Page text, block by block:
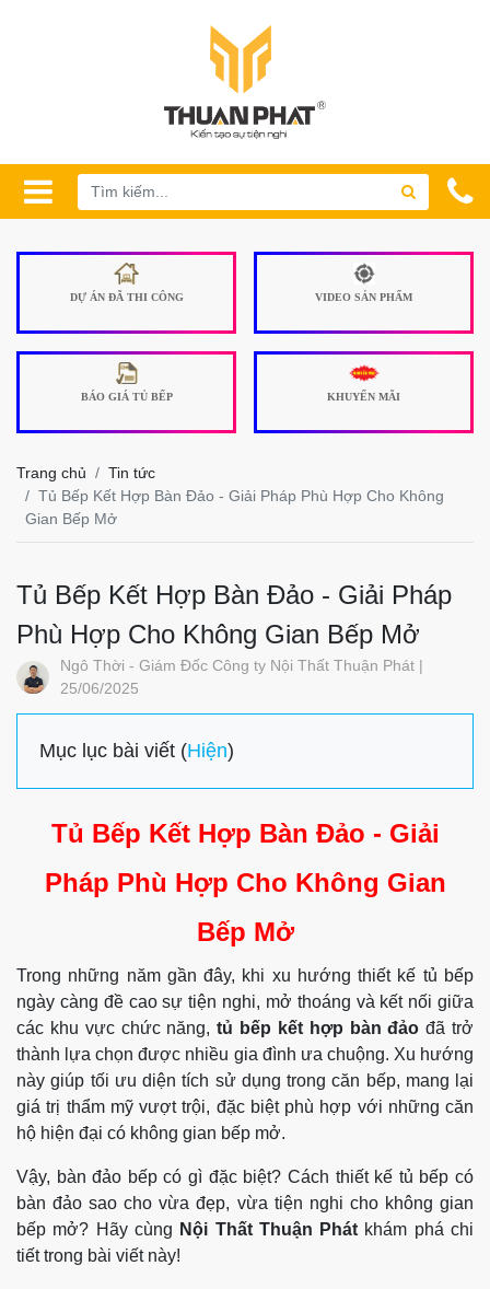
DỰ ÁN ĐÃ THI CÔNG VIDEO SẢN PHẨM
BÁO GIÁ TỦ BẾP KHUYẾN MÃI
Trang chủ
Tin tức
Tủ Bếp Kết Hợp Bàn Đảo - Giải Pháp Phù Hợp Cho Không
Gian Bếp Mở
Tủ Bếp Kết Hợp Bàn Đảo - Giải Pháp
Phù Hợp Cho Không Gian Bếp Mở
Ngô Thời - Giám Đốc Công ty Nội Thất Thuận Phát |
25/06/2025
Mục lục bài viết (Hiện)
Tủ Bếp Kết Hợp Bàn Đảo - Giải
Pháp Phù Hợp Cho Không Gian
Bếp Mở
Trong những năm gần đây, khi xu hướng thiết kế tủ bếp
ngày càng đề cao sự tiện nghi, mở thoáng và kết nối giữa
các khu vực chức năng,tủ bếp kết hợp bàn đảo đã trở
thành lựa chọn được nhiều gia đình ưa chuộng. Xu hướng
này giúp tối ưu diện tích sử dụng trong căn bếp, mang lại
giá trị thẩm mỹ vượt trội, đặc biệt phù hợp với những căn
hộ hiện đại có không gian bếp mở.
Vậy, bàn đảo bếp có gì đặc biệt? Cách thiết kế tủ bếp có
bàn đảo sao cho vừa đẹp, vừa tiện nghi cho không gian
bếp mở? Hãy cùng Nội Thất Thuận Phát khám phá chi
tiết trong bài viết này!